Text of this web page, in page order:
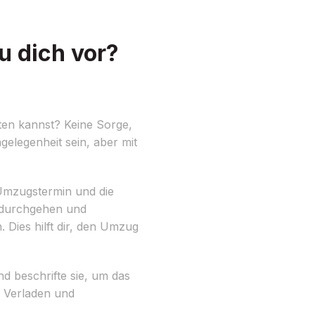
dich vor?
kannst? Keine Sorge,
sein, aber mit
und die
und
Dies hilft dir, den Umzug
beschrifte sie, um das
und